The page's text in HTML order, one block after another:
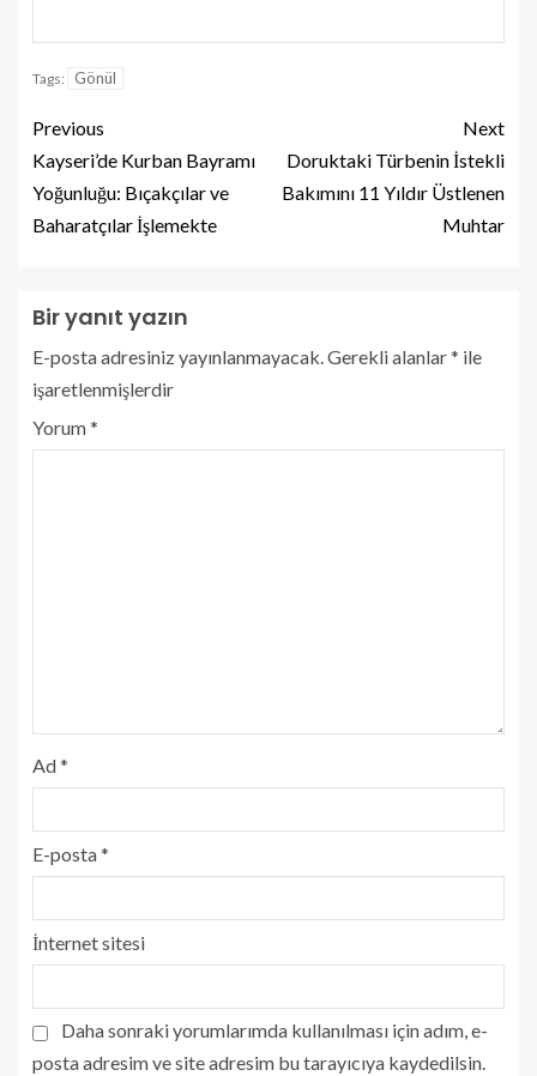
Tags: Gönül
Previous
Kayseri’de Kurban Bayramı
Yoğunluğu: Bıçakçılar ve
Baharatçılar İşlemekte
Next
Doruktaki Türbenin İstekli
Bakımını 11 Yıldır Üstlenen
Muhtar
Bir yanıt yazın
E-posta adresiniz yayınlanmayacak.Gerekli alanlar* ile
işaretlenmişlerdir
Yorum*
Ad*
E-posta*
İnternet sitesi
Daha sonraki yorumlarımda kullanılması için adım, e-
posta adresim ve site adresim bu tarayıcıya kaydedilsin.